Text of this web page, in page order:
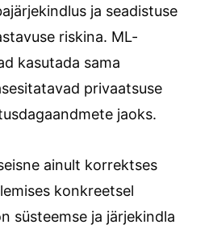
ja seadistuse
riskina. ML-
kasutada sama
privaatsuse
jaoks.
ainult korrektses
konkreetsel
süsteemse ja järjekindla